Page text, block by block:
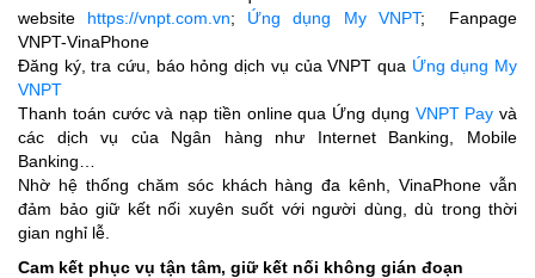
website https://vnpt.com.vn; Ứng dụng My VNPT; Fanpage
VNPT-VinaPhone
Đăng ký, tra cứu, báo hỏng dịch vụ của VNPT qua Ứng dụng My
VNPT
Thanh toán cước và nạp tiền online qua Ứng dụng VNPT Pay và
các dịch vụ của Ngân hàng như Internet Banking, Mobile
Banking…
Nhờ hệ thống chăm sóc khách hàng đa kênh, VinaPhone vẫn
đảm bảo giữ kết nối xuyên suốt với người dùng, dù trong thời
gian nghỉ lễ.
Cam kết phục vụ tận tâm, giữ kết nối không gián đoạn